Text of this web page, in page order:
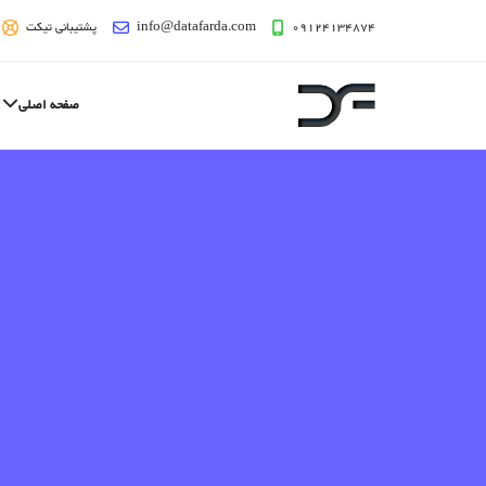
09124134874
info@datafarda.com پشتیبانی تیکت
صفحه اصلی